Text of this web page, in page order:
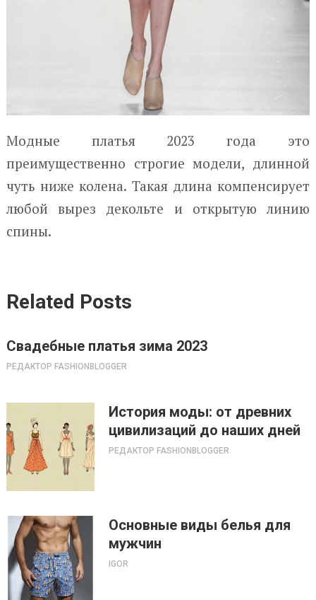
Модные платья 2023 года это
преимущественно строгие модели, длинной
чуть ниже колена. Такая длина компенсирует
любой вырез декольте и открытую линию
спины.
Related Posts
Свадебные платья зима 2023
РЕДАКТОР FASHIONBLOGGER
История моды: от древних
цивилизаций до наших дней
РЕДАКТОР FASHIONBLOGGER
Основные виды белья для
мужчин
IGOR